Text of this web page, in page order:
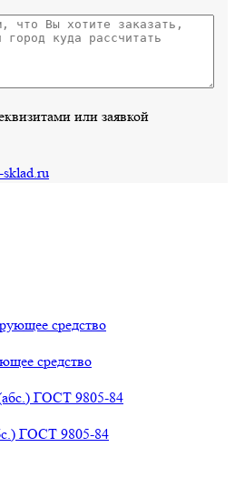
или заявкой
средство
ГОСТ 9805-84